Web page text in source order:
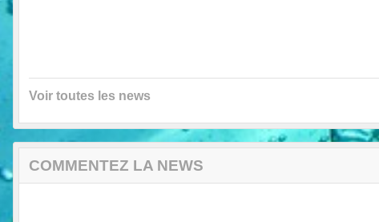
Voir toutes les news
COMMENTEZ LA NEWS